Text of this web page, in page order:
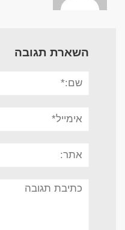
השארת תגובה
אימייל*
תגובה